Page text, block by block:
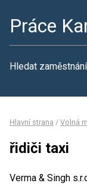
Práce
Hledat zaměstnání
Hlavní strana / Volná
řidiči taxi
Verma & Singh